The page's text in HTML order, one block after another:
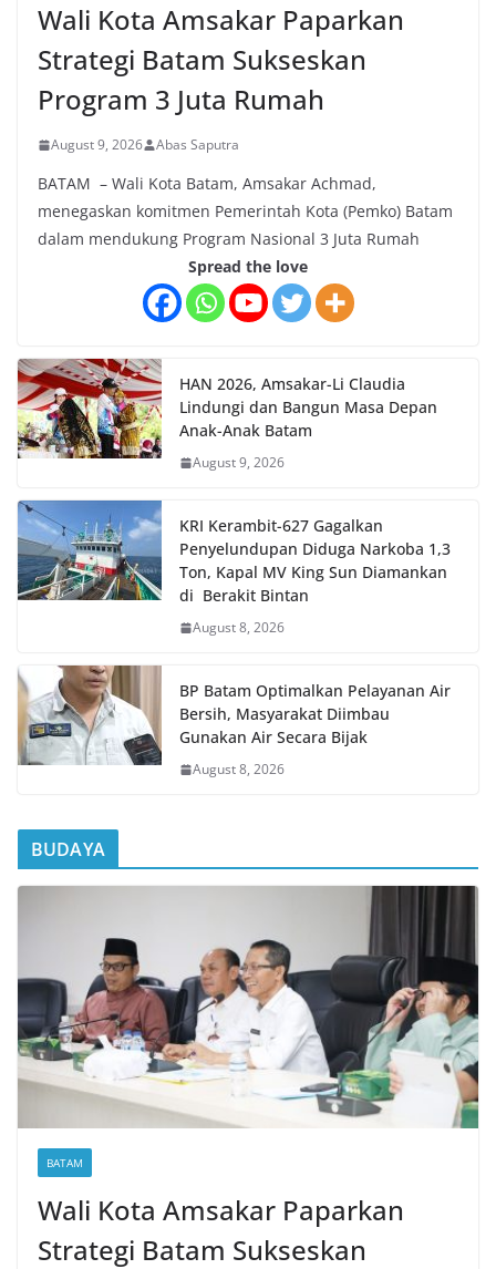
Wali Kota Amsakar Paparkan
Strategi Batam Sukseskan
Program 3 Juta Rumah
August 9, 2026 Abas Saputra
BATAM – Wali Kota Batam, Amsakar Achmad,
menegaskan komitmen Pemerintah Kota (Pemko) Batam
dalam mendukung Program Nasional 3 Juta Rumah
Spread the love
HAN 2026, Amsakar-Li Claudia
Lindungi dan Bangun Masa Depan
Anak-Anak Batam
August 9, 2026
KRI Kerambit-627 Gagalkan
Penyelundupan Diduga Narkoba 1,3
Ton, Kapal MV King Sun Diamankan
di Berakit Bintan
August 8, 2026
BP Batam Optimalkan Pelayanan Air
Bersih, Masyarakat Diimbau
Gunakan Air Secara Bijak
August 8, 2026
BUDAYA
BATAM
Wali Kota Amsakar Paparkan
Strategi Batam Sukseskan